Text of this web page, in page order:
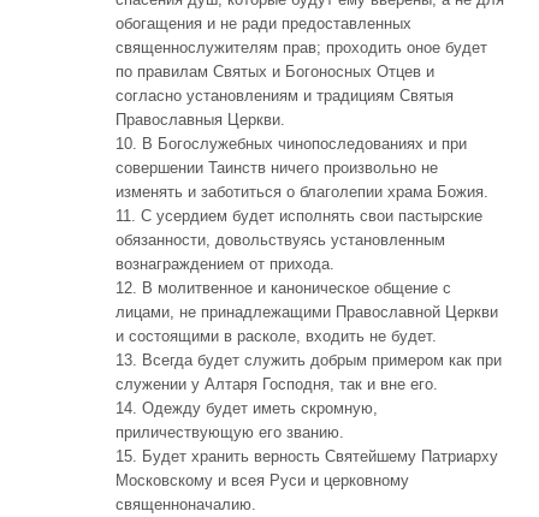
обогащения и не ради предоставленных
священнослужителям прав; проходить оное будет
по правилам Святых и Богоносных Отцев и
согласно установлениям и традициям Святыя
Православныя Церкви.
10. В Богослужебных чинопоследованиях и при
совершении Таинств ничего произвольно не
изменять и заботиться о благолепии храма Божия.
11. С усердием будет исполнять свои пастырские
обязанности, довольствуясь установленным
вознаграждением от прихода.
12. В молитвенное и каноническое общение с
лицами, не принадлежащими Православной Церкви
и состоящими в расколе, входить не будет.
13. Всегда будет служить добрым примером как при
служении у Алтаря Господня, так и вне его.
14. Одежду будет иметь скромную,
приличествующую его званию.
15. Будет хранить верность Святейшему Патриарху
Московскому и всея Руси и церковному
священноначалию.